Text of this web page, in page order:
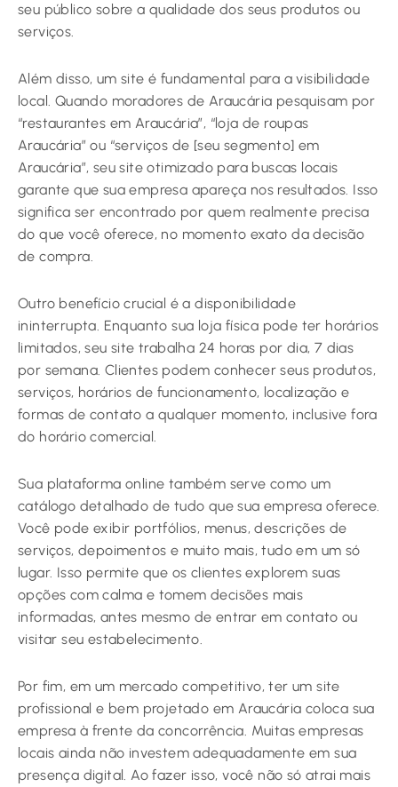
seu público sobre a qualidade dos seus produtos ou
serviços.
Além disso, um site é fundamental para a visibilidade
local. Quando moradores de Araucária pesquisam por
“restaurantes em Araucária”, “loja de roupas
Araucária” ou “serviços de [seu segmento] em
Araucária”, seu site otimizado para buscas locais
garante que sua empresa apareça nos resultados. Isso
significa ser encontrado por quem realmente precisa
do que você oferece, no momento exato da decisão
de compra.
Outro benefício crucial é a disponibilidade
ininterrupta. Enquanto sua loja física pode ter horários
limitados, seu site trabalha 24 horas por dia, 7 dias
por semana. Clientes podem conhecer seus produtos,
serviços, horários de funcionamento, localização e
formas de contato a qualquer momento, inclusive fora
do horário comercial.
Sua plataforma online também serve como um
catálogo detalhado de tudo que sua empresa oferece.
Você pode exibir portfólios, menus, descrições de
serviços, depoimentos e muito mais, tudo em um só
lugar. Isso permite que os clientes explorem suas
opções com calma e tomem decisões mais
informadas, antes mesmo de entrar em contato ou
visitar seu estabelecimento.
Por fim, em um mercado competitivo, ter um site
profissional e bem projetado em Araucária coloca sua
empresa à frente da concorrência. Muitas empresas
locais ainda não investem adequadamente em sua
presença digital. Ao fazer isso, você não só atrai mais